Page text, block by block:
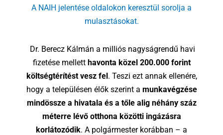
A NAIH jelentése oldalokon keresztül sorolja a
mulasztásokat.
Dr. Berecz Kálmán a milliós nagyságrendű havi
fizetése mellett havonta közel 200.000 forint
költségtérítést vesz fel. Teszi ezt annak ellenére,
hogy a településen élők szerint a munkavégzése
mindössze a hivatala és a tőle alig néhány száz
méterre lévő otthona közötti ingázásra
korlátozódik. A polgármester korábban – a